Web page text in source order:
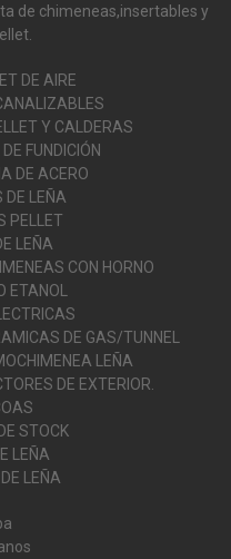
de chimeneas,insertables y
DE AIRE
Y CALDERAS
FUNDICIÓN
DE ACERO
DE LEÑA
PELLET
LEÑA
CON HORNO
ETANOL
DE GAS/TUNNEL
LEÑA
DE EXTERIOR.
STOCK
LEÑA
LEÑA